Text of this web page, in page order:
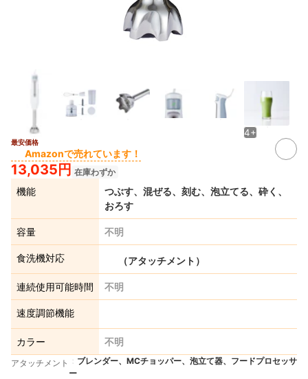
4+
最安価格
Amazonで売れています！
13,035円 在庫わずか
機能
つぶす、混ぜる、刻む、泡立てる、砕く、
おろす
容量 不明
食洗機対応 （アタッチメント）
連続使用可能時間 不明
速度調節機能
カラー 不明
アタッチメント
ブレンダー、MCチョッパー、泡立て器、フードプロセッサ
ー